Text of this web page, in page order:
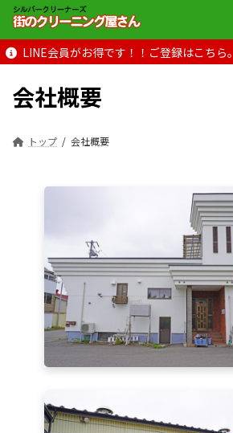
テ
ン
ゲ
ー
LINE会員がお得です！！ご登録はこちら。
会社概要
トップ 会社概要